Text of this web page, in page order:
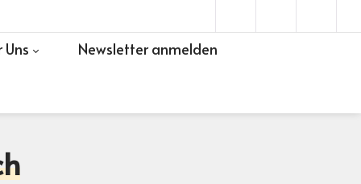
Uns Newsletter anmelden